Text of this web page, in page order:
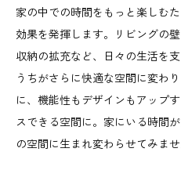
家の中での時間をもっと楽しむ
効果を発揮します。リビングの
収納の拡充など、日々の生活を
うちがさらに快適な空間に変わ
に、機能性もデザインもアップ
スできる空間に。家にいる時間
の空間に生まれ変わらせてみま